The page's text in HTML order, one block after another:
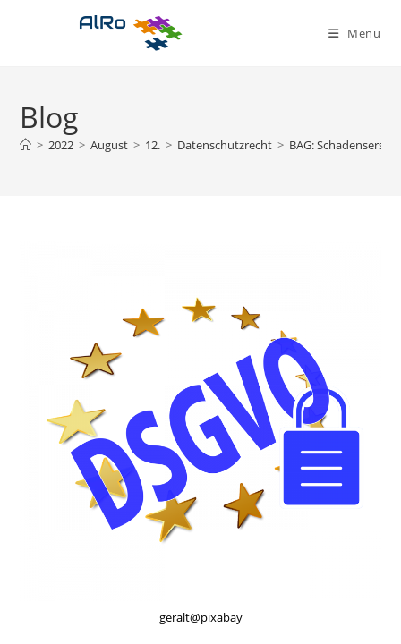
Menü
Blog
> 2022 > August > 12. > Datenschutzrecht > BAG:
geralt@pixabay